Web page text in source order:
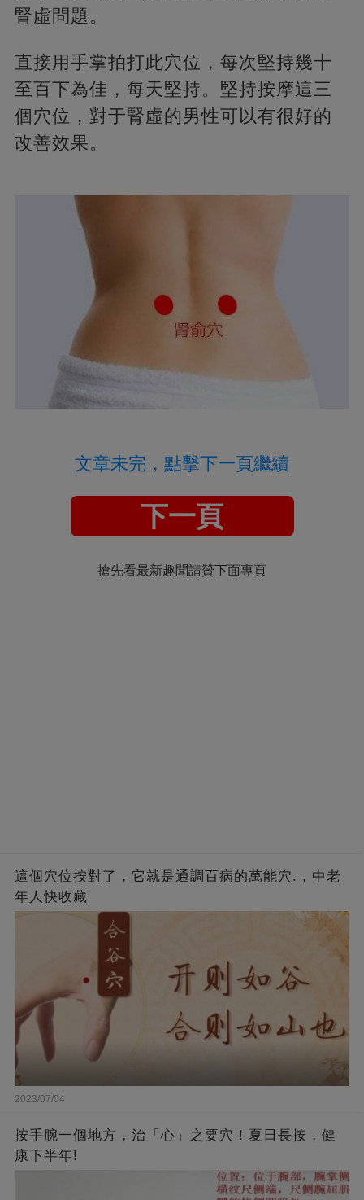
腎虛問題。
直接用手掌拍打此穴位，每次堅持幾十
至百下為佳，每天堅持。堅持按摩這三
個穴位，對于腎虛的男性可以有很好的
改善效果。
文章未完，點擊下一頁繼續
下一頁
搶先看最新趣聞請贊下面專頁
這個穴位按對了，它就是通調百病的萬能穴.，中老
年人快收藏
2023/07/04
按手腕一個地方，治「心」之要穴！夏日長按，健
康下半年!